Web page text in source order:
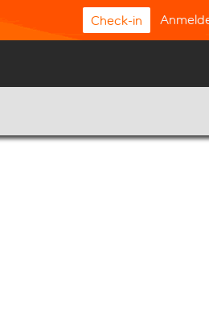
Check-in